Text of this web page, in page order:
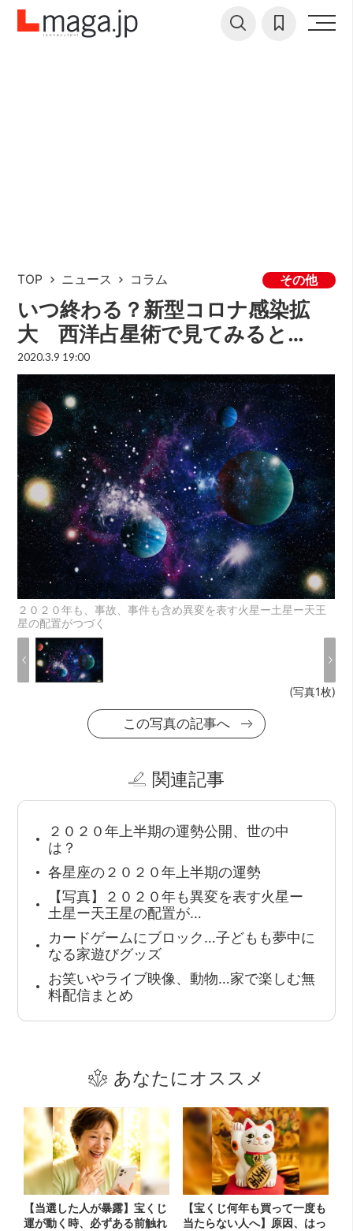
TOP ニュース コラム その他
いつ終わる？新型コロナ感染拡
大 西洋占星術で見てみると…
2020.3.9 19:00
２０２０年も、事故、事件も含め異変を表す火星ー土星ー天王
星の配置がつづく
(写真1枚)
この写真の記事へ
関連記事
２０２０年上半期の運勢公開、世の中
は？
各星座の２０２０年上半期の運勢
【写真】２０２０年も異変を表す火星ー
土星ー天王星の配置が…
カードゲームにブロック…子どもも夢中に
なる家遊びグッズ
お笑いやライブ映像、動物…家で楽しむ無
料配信まとめ
あなたにオススメ
【当選した人が暴露】宝くじ
運が動く時、必ずある前触れ
【宝くじ何年も買って一度も
当たらない人へ】原因、はっ